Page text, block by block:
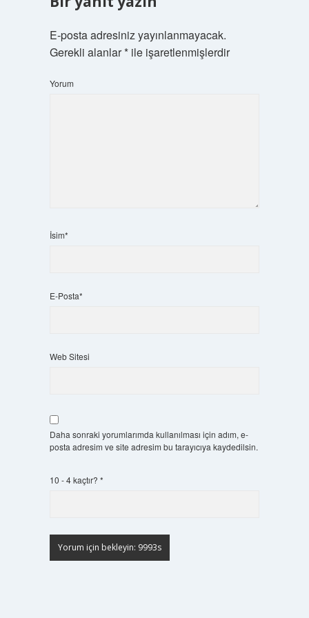
E-posta adresiniz yayınlanmayacak.
Gerekli alanlar*ile işaretlenmişlerdir
Yorum
İsim*
E-Posta*
Web Sitesi
Daha sonraki yorumlarımda kullanılması için adım, e-
posta adresim ve site adresim bu tarayıcıya kaydedilsin.
10 - 4 kaçtır? *